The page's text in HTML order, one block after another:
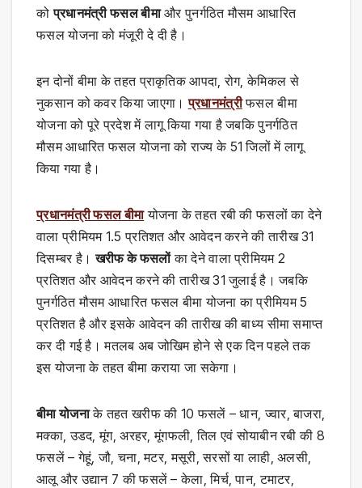
कोप्रधानमंत्री फसल बीमाऔर पुनर्गठित मौसम आधारित
फसल योजना को मंजूरी दे दी है।
इन दोनों बीमा के तहत प्राकृतिक आपदा, रोग, केमिकल से
नुकसान को कवर किया जाएगा।प्रधानमंत्रीफसल बीमा
योजना को पूरे प्रदेश में लागू किया गया है जबकि पुनर्गठित
मौसम आधारित फसल योजना को राज्य के 51 जिलों में लागू
किया गया है।
प्रधानमंत्री फसल बीमायोजना के तहत रबी की फसलों का देने
वाला प्रीमियम 1.5 प्रतिशत और आवेदन करने की तारीख 31
दिसम्बर है।खरीफ के फसलोंका देने वाला प्रीमियम 2
प्रतिशत और आवेदन करने की तारीख 31 जुलाई है। जबकि
पुनर्गठित मौसम आधारित फसल बीमा योजना का प्रीमियम 5
प्रतिशत है और इसके आवेदन की तारीख की बाध्य सीमा समाप्त
कर दी गई है। मतलब अब जोखिम होने से एक दिन पहले तक
इस योजना के तहत बीमा कराया जा सकेगा।
बीमा योजनाके तहत खरीफ की 10 फसलें – धान, ज्वार, बाजरा,
मक्का, उडद, मूंग, अरहर, मूंगफली, तिल एवं सोयाबीन रबी की 8
फसलें – गेहूं, जौ, चना, मटर, मसूरी, सरसों या लाही, अलसी,
आलू और उद्यान 7 की फसलें – केला, मिर्च, पान, टमाटर,